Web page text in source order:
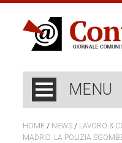
MENU
HOME / NEWS / LAVORO &
MADRID. LA POLIZIA